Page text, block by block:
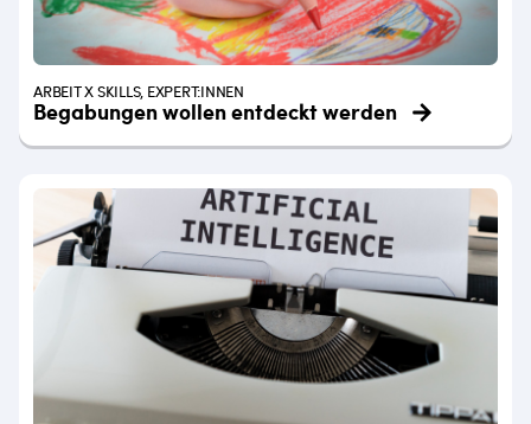
ARBEIT X SKILLS, EXPERT:INNEN
Begabungen wollen entdeckt werden